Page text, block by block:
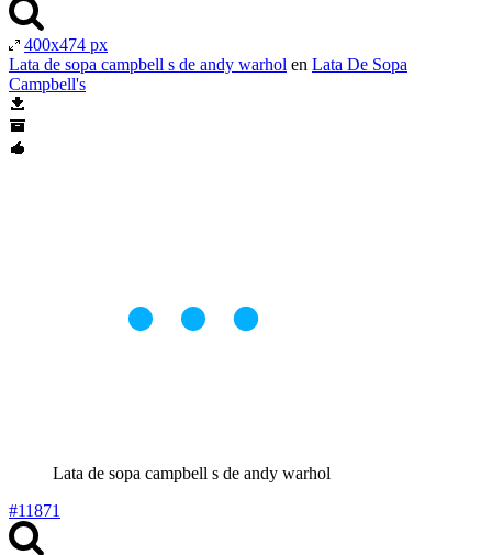
400x474 px
Lata de sopa campbell s de andy warhol en Lata De Sopa
Campbell's
Lata de sopa campbell s de andy warhol
#11871